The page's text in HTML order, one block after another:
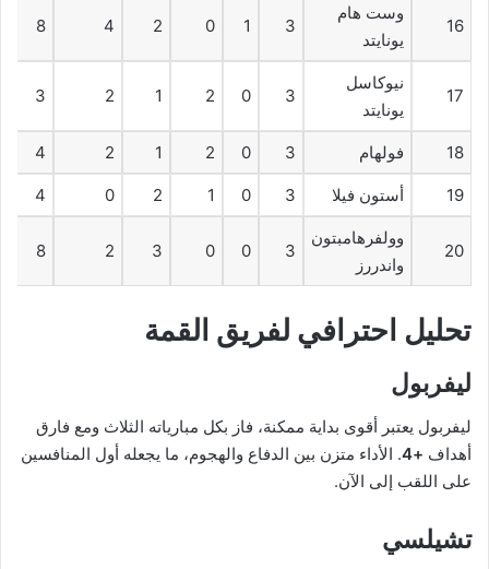
16
وست هام
يونايتد
3
1
0
2
4
8
17
نيوكاسل
يونايتد
3
0
2
1
2
3
18 فولهام 3
0
2
1
2
4
19 أستون فيلا 3
0
1
2
0
4
20
وولفرهامبتون
واندررز
3
0
0
3
2
8
تحليل احترافي لفريق القمة
ليفربول
ليفربول يعتبر أقوى بداية ممكنة، فاز بكل مبارياته الثلاث ومع فارق
أهداف +4
. الأداء متزن بين الدفاع والهجوم، ما يجعله أول المنافسين
على اللقب إلى الآن.
تشيلسي